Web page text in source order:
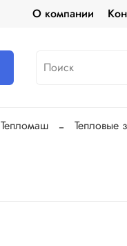
О компании
Тепломаш Тепловые